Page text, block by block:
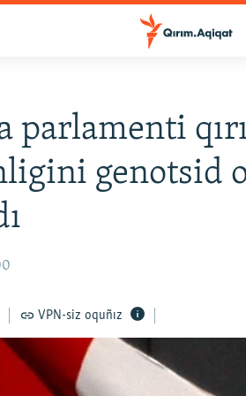
parlamenti
genotsid
VPN-siz oquñız